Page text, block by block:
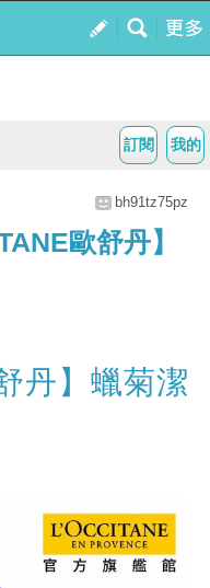
我的
訂閱
bh91tz75pz
歐舒丹】
丹】蠟菊潔